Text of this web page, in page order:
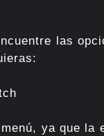
las
ya que la